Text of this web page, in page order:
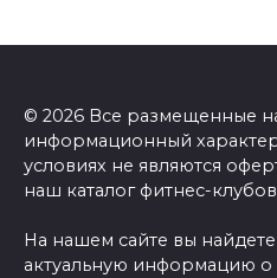
© 2026 Все размещенные
информационный
условиях не являются
наш каталог фитнес-
На нашем сайте вы
актуальную информацию о